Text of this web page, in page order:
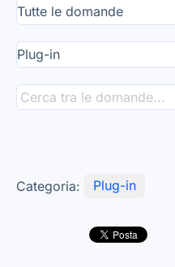
Categoria: Plug-in